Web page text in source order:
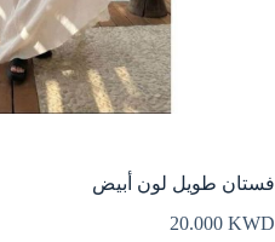
فستان طويل لون أبيض
20.000 KWD